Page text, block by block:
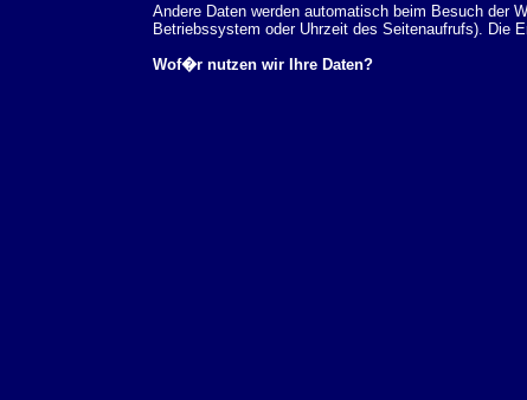
Andere Daten werden automatisch beim Besuch der
Betriebssystem oder Uhrzeit des Seitenaufrufs). Die
Wof�r nutzen wir Ihre Daten?